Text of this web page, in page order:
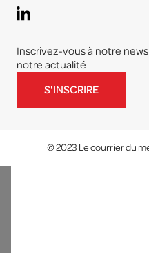
Inscrivez-vous à notre
notre actualité
S'INSCRIRE
© 2023 Le courrier du